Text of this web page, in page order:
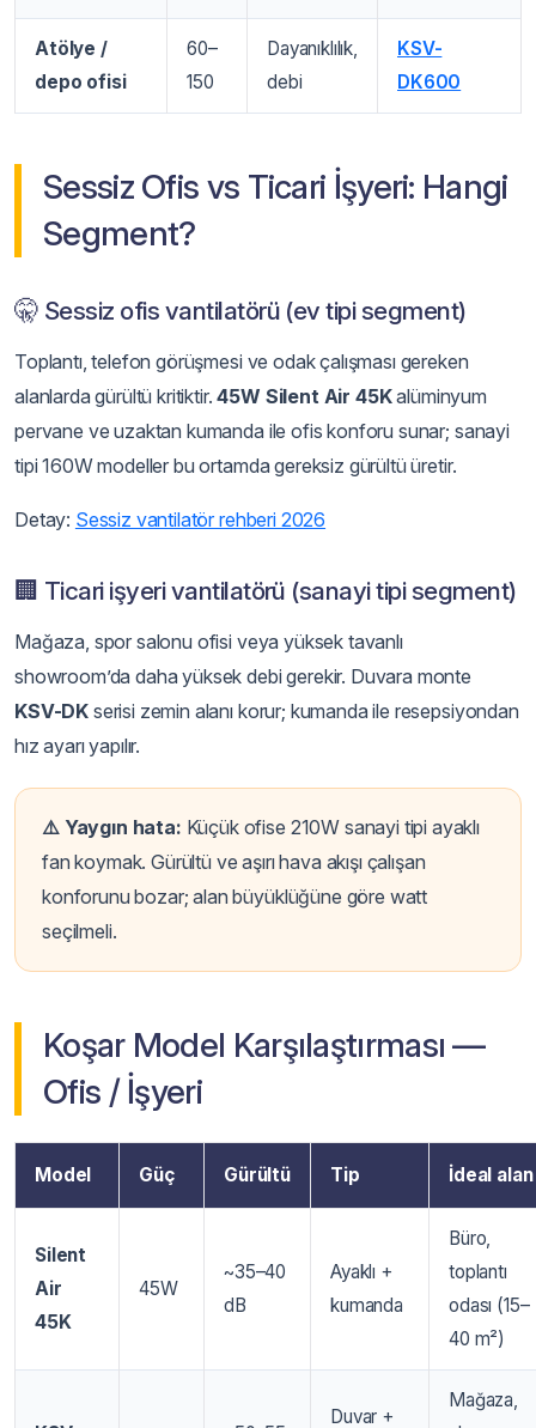
Atölye /
depo ofisi
60–
150
Dayanıklılık,
debi
KSV-
DK600
Sessiz Ofis vs Ticari İşyeri: Hangi
Segment?
🤫 Sessiz ofis vantilatörü (ev tipi segment)
Toplantı, telefon görüşmesi ve odak çalışması gereken
alanlarda gürültü kritiktir.45W Silent Air 45Kalüminyum
pervane ve uzaktan kumanda ile ofis konforu sunar; sanayi
tipi 160W modeller bu ortamda gereksiz gürültü üretir.
Detay: Sessiz vantilatör rehberi 2026
🏢 Ticari işyeri vantilatörü (sanayi tipi segment)
Mağaza, spor salonu ofisi veya yüksek tavanlı
showroom’da daha yüksek debi gerekir. Duvara monte
KSV-DK serisi zemin alanı korur; kumanda ile resepsiyondan
hız ayarı yapılır.
⚠️ Yaygın hata: Küçük ofise 210W sanayi tipi ayaklı
fan koymak. Gürültü ve aşırı hava akışı çalışan
konforunu bozar; alan büyüklüğüne göre watt
seçilmeli.
Koşar Model Karşılaştırması —
Ofis / İşyeri
Model Güç Gürültü Tip İdeal alan
Silent
Air
45K
45W
~35–40
dB
Ayaklı +
kumanda
Büro,
toplantı
odası (15–
40 m²)
Duvar +
Mağaza,